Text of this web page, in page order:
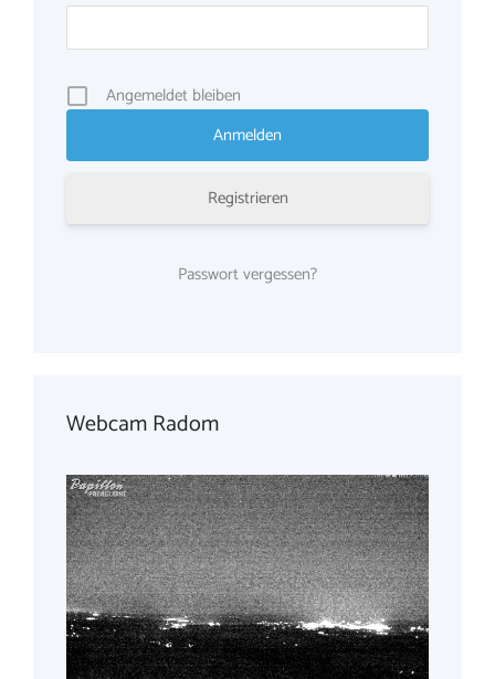
Angemeldet bleiben
Registrieren
Passwort vergessen?
Webcam Radom